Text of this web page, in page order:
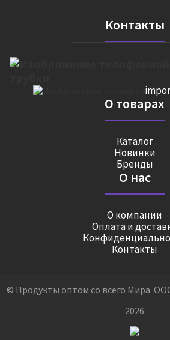
Контакты
О товарах
Каталог
Новинки
Бренды
О нас
О компании
Оплата и
Контакты
© Продукты оптом со всего Мира.
2026